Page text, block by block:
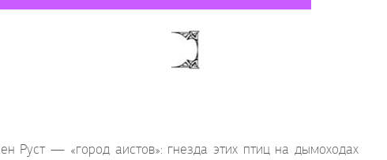
Руст — «город аистов»: гнезда этих птиц на дымоходах